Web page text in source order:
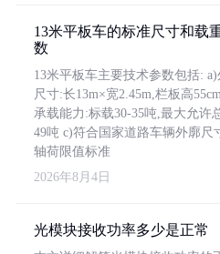
13米平板车的标准尺寸和载
数
13米平板车主要技术参数包括:
尺寸:长13m×宽2.45m,栏板高
承载能力:标载30-35吨,最大允许
49吨 c)符合国家道路车辆外廓尺
轴荷限值标准
2026年8月4日
光模块接收功率多少是正常